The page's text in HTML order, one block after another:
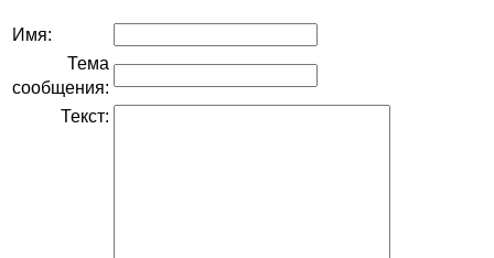
Имя:
Тема
сообщения:
Текст: